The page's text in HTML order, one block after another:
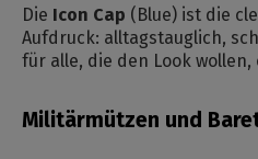
Die Icon Cap (Blue) ist die
Aufdruck: alltagstauglich,
für alle, die den Look wollen,
Militärmützen und